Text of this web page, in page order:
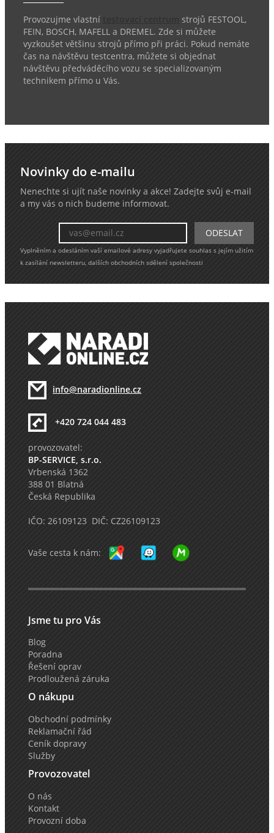
Provozujme vlastní
strojů FESTOOL,
FEIN, BOSCH, MAFELL a DREMEL. Zde si můžete
vyzkoušet většinu strojů přímo při práci. Pokud nemáte
čas na návštěvu testcentra, můžete si objednat
návštěvu předváděcího vozu se specializovaným
technikem přímo u Vás.
Novinky do e-mailu
Nenechte si ujít naše novinky a akce! Zadejte svůj e-mail
a my vás o nich budeme informovat.
Vyplněním a odesláním vaší emailové adresy vyjadřujete souhlas s jejím užitím
k zasílání newsletteru, dalších obchodních sdělení společnosti
info@naradionline.cz
+420 724 044 483
provozovatel:
BP-SERVICE, s.r.o.
Vrbenská 1362
388 01 Blatná
Česká Republika
IČO: 26109123 DIČ: CZ26109123
Vaše cesta k nám:
Jsme tu pro Vás
Blog
Poradna
Řešení oprav
Prodloužená záruka
O nákupu
Obchodní podmínky
Reklamační řád
Ceník dopravy
Služby
Provozovatel
O nás
Kontakt
Provozní doba